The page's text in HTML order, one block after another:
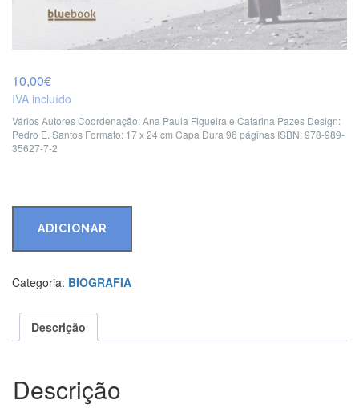
10,00€
IVA incluído
Vários AutoresCoordenação: Ana Paula Figueira e Catarina Pazes Design:
Pedro E. Santos Formato: 17 x 24 cm Capa Dura 96 páginas ISBN: 978-989-
35627-7-2
Quantidade
que
luz
apague
ADICIONAR
Categoria: BIOGRAFIA
Descrição
Descrição